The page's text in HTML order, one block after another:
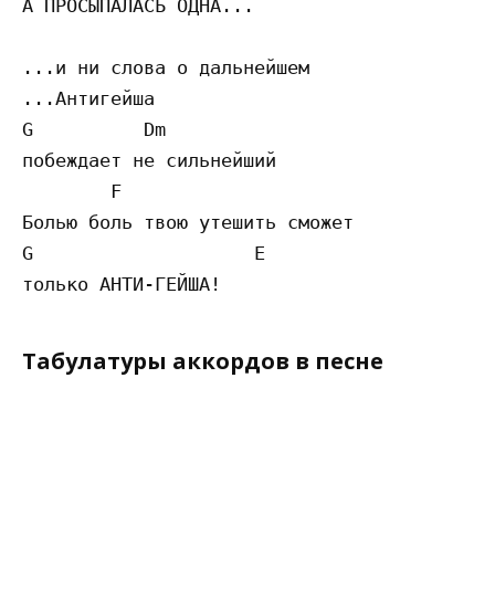
А ПРОСЫПАЛАСЬ ОДНА...
...и ни слова о дальнейшем
...Антигейша
G          Dm
побеждает не сильнейший
        F
Болью боль твою утешить сможет
G                    E
Табулатуры аккордов в песне